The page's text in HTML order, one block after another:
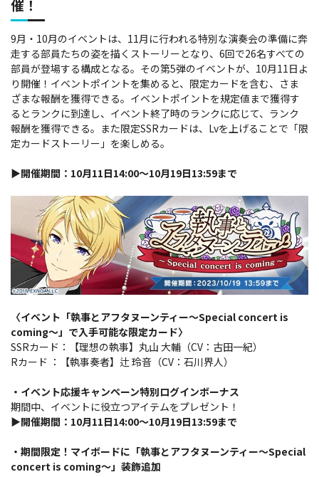
催！
9月・10月のイベントは、11月に行われる特別な演奏会の準備に奔
走する部員たちの姿を描くストーリーとなり、6回で26名すべての
部員が登場する構成となる。 その第5弾のイベントが、10月11日よ
り開催！イベントポイントを集めると、限定カードを含む、さま
ざまな報酬を獲得できる。イベントポイントを規定値まで獲得す
るとランクに到達し、イベント終了時のランクに応じて、ランク
報酬を獲得できる。また限定SSRカードは、Lvを上げることで「限
定カードストーリー」を楽しめる。
▶開催期間：10月11日14:00～10月19日13:59まで
〈イベント「執事とアフタヌーンティー～Special concert is
coming～」で入手可能な限定カード〉
SSRカード：【理想の執事】丸山 大輔（CV：古田一紀）
Rカード ：【執事奏者】辻 玲音（CV：石川界人）
・イベント応援キャンペーン特別ログインボーナス
期間中、イベントに役立つアイテムをプレゼント！
▶開催期間：10月11日14:00～10月19日13:59まで
・期間限定！マイボードに「執事とアフタヌーンティー～Special
concert is coming～」装飾追加